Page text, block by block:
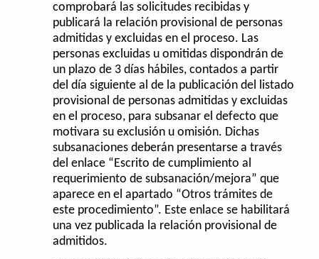
comprobará las solicitudes recibidas y
publicará la relación provisional de personas
admitidas y excluidas en el proceso. Las
personas excluidas u omitidas dispondrán de
un plazo de 3 días hábiles, contados a partir
del día siguiente al de la publicación del listado
provisional de personas admitidas y excluidas
en el proceso, para subsanar el defecto que
motivara su exclusión u omisión. Dichas
subsanaciones deberán presentarse a través
del enlace “Escrito de cumplimiento al
requerimiento de subsanación/mejora” que
aparece en el apartado “Otros trámites de
este procedimiento”. Este enlace se habilitará
una vez publicada la relación provisional de
admitidos.